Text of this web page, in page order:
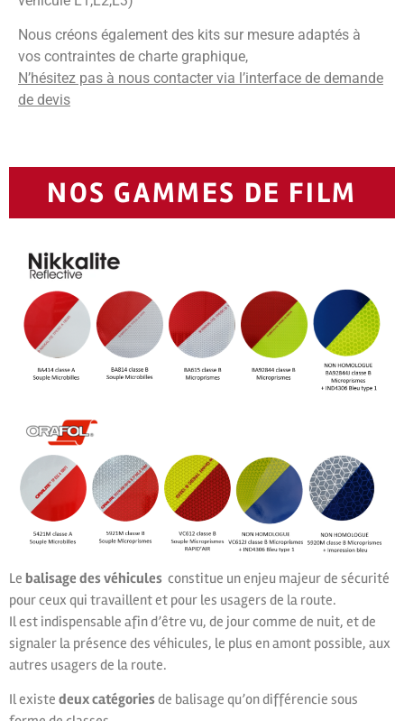
Nous créons également des kits sur mesure adaptés à
vos contraintes de charte graphique,
N’hésitez pas à nous contacter via l’interface de demande
de devis
NOS GAMMES DE FILM
Le balisage des véhicules constitue un enjeu majeur de sécurité
pour ceux qui travaillent et pour les usagers de la route.
Il est indispensable afin d’être vu, de jour comme de nuit, et de
signaler la présence des véhicules, le plus en amont possible, aux
autres usagers de la route.
Il existe deux catégoriesde balisage qu’on différencie sous